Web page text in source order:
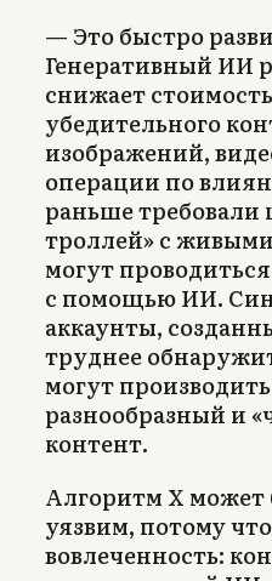
— Это быстро
Генеративный ИИ
снижает
убедительного
изображений,
операции по
раньше требовали
троллей» с
могут
с помощью ИИ.
аккаунты,
труднее
могут
разнообразный и
контент.
Алгоритм X может
уязвим, потому
вовлеченность: